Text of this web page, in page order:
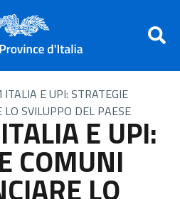
ITALIA E UPI: STRATEGIE
SVILUPPO DEL PAESE
E UPI:
COMUNI
LO